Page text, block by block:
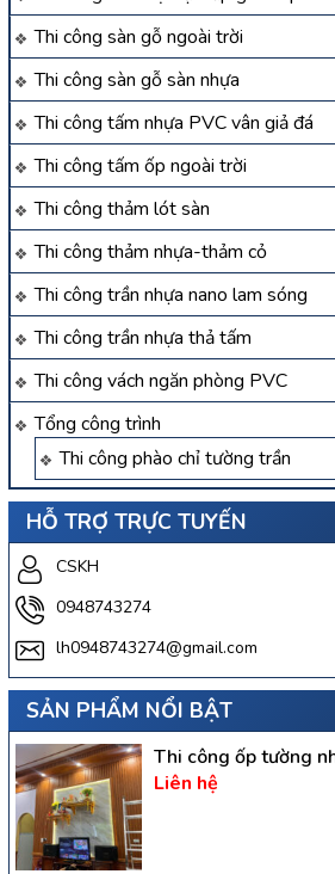
Thi công sàn gỗ ngoài trời
Thi công sàn gỗ sàn nhựa
Thi công tấm nhựa PVC vân giả đá
Thi công tấm ốp ngoài trời
Thi công thảm lót sàn
Thi công thảm nhựa-thảm cỏ
Thi công trần nhựa nano lam sóng
Thi công trần nhựa thả tấm
Thi công vách ngăn phòng PVC
Tổng công trình
Thi công phào chỉ tường trần
HỖ TRỢ TRỰC TUYẾN
CSKH
0948743274
lh0948743274@gmail.com
SẢN PHẨM NỔI BẬT
Thi công ốp tường
Liên hệ